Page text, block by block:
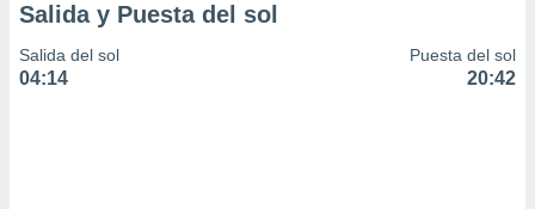
Salida y Puesta del sol
Salida del sol
04:14
Puesta del sol
20:42